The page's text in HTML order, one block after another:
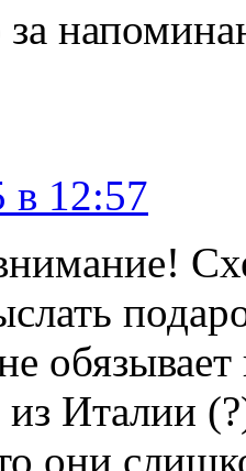
в 12:57
Италии
они